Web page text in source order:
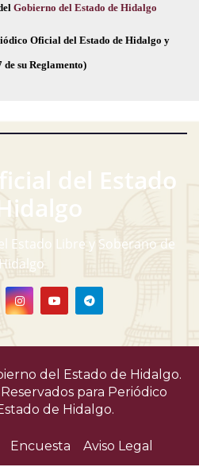
Gobierno del Estado de Hidalgo
Oficial del Estado de Hidalgo y
su Reglamento)
del Estado
Estado Libre y Soberano de
Hidalgo
del Estado de Hidalgo.
para Periódico
de Hidalgo.
Encuesta Aviso Legal